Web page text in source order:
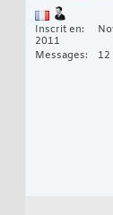
Inscrit en
2011
Messages
12